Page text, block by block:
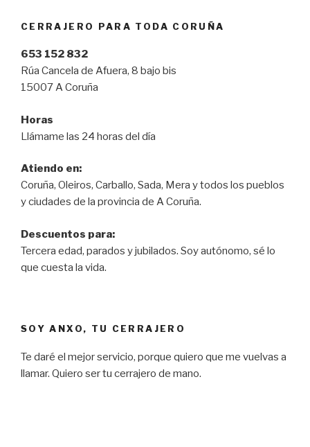
CERRAJERO PARA TODA CORUÑA
653 152 832
Rúa Cancela de Afuera, 8 bajo bis
15007 A Coruña
Horas
Llámame las 24 horas del día
Atiendo en:
Coruña, Oleiros, Carballo, Sada, Mera y todos los pueblos
y ciudades de la provincia de A Coruña.
Descuentos para:
Tercera edad, parados y jubilados. Soy autónomo, sé lo
que cuesta la vida.
SOY ANXO, TU CERRAJERO
Te daré el mejor servicio, porque quiero que me vuelvas a
llamar. Quiero ser tu cerrajero de mano.